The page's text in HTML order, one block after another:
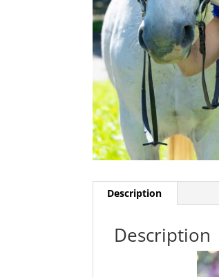
Description
Description